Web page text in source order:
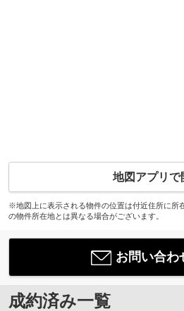
地図アプリで
※地図上に表示される物件の位置は付近住所に所
の物件所在地とは異なる場合がございます。
お問い合わ
成約済み一覧